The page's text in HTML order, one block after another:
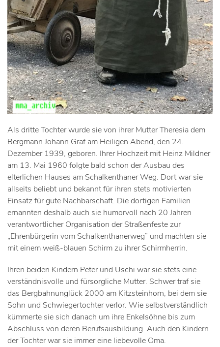
Als dritte Tochter wurde sie von ihrer Mutter Theresia dem
Bergmann Johann Graf am Heiligen Abend, den 24.
Dezember 1939, geboren. Ihrer Hochzeit mit Heinz Mildner
am 13. Mai 1960 folgte bald schon der Ausbau des
elterlichen Hauses am Schalkenthaner Weg. Dort war sie
allseits beliebt und bekannt für ihren stets motivierten
Einsatz für gute Nachbarschaft. Die dortigen Familien
ernannten deshalb auch sie humorvoll nach 20 Jahren
verantwortlicher Organisation der Straßenfeste zur
„Ehrenbürgerin vom Schalkenthanerweg“ und machten sie
mit einem weiß-blauen Schirm zu ihrer Schirmherrin.
Ihren beiden Kindern Peter und Uschi war sie stets eine
verständnisvolle und fürsorgliche Mutter. Schwer traf sie
das Bergbahnunglück 2000 am Kitzsteinhorn, bei dem sie
Sohn und Schwiegertochter verlor. Wie selbstverständlich
kümmerte sie sich danach um ihre Enkelsöhne bis zum
Abschluss von deren Berufsausbildung. Auch den Kindern
der Tochter war sie immer eine liebevolle Oma.